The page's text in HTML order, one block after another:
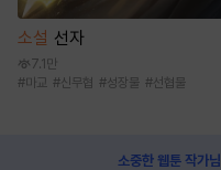
소설 선자
7.1만
#마교 #신무협 #성장물 #선협물
소중한 웹툰 작가님